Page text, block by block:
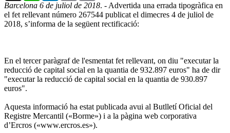
Barcelona 6 de juliol de 2018. - Advertida una errada tipogràfica en
el fet rellevant número 267544 publicat el dimecres 4 de juliol de
2018, s’informa de la següent rectificació:
En el tercer paràgraf de l'esmentat fet rellevant, on diu "executar la
reducció de capital social en la quantia de 932.897 euros" ha de dir
"executar la reducció de capital social en la quantia de 930.897
euros".
Aquesta informació ha estat publicada avui al Butlletí Oficial del
Registre Mercantil («Borme») i a la pàgina web corporativa
d’Ercros («www.ercros.es»).